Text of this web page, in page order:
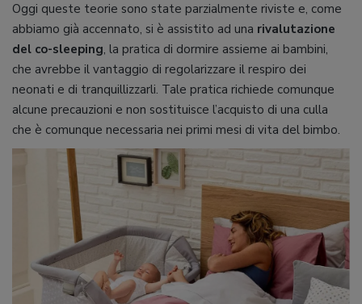
Oggi queste teorie sono state parzialmente riviste e, come
abbiamo già accennato, si è assistito ad una rivalutazione
del co-sleeping, la pratica di dormire assieme ai bambini,
che avrebbe il vantaggio di regolarizzare il respiro dei
neonati e di tranquillizzarli. Tale pratica richiede comunque
alcune precauzioni e non sostituisce l’acquisto di una culla
che è comunque necessaria nei primi mesi di vita del bimbo.